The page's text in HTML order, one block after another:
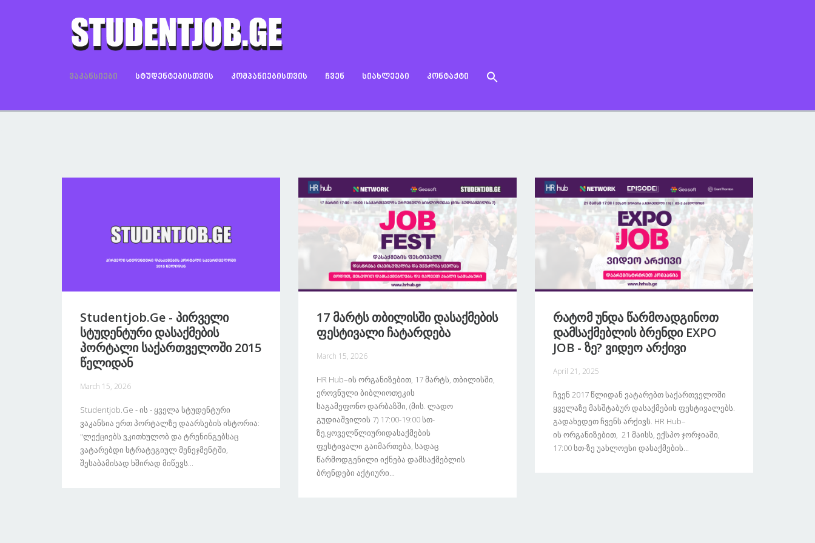
ᲕᲐᲙᲐᲜᲡᲘᲔᲑᲘ ᲡᲢᲣᲓᲔᲜᲢᲔᲑᲘᲡᲗᲕᲘᲡ ᲙᲝᲛᲞᲐᲜᲘᲔᲑᲘᲡᲗᲕᲘᲡ ᲩᲕᲔᲜ ᲡᲘᲐᲮᲚᲔᲔᲑᲘ ᲙᲝᲜᲢᲐᲥᲢᲘ
Studentjob.ge - Პირველი
Სტუდენტური Დასაქმების
Პორტალი Საქართველოში 2015
Წელიდან
March 15, 2026
Studentjob.ge - Ის - Ყველა Სტუდენტური
Ვაკანსია Ერთ Პორტალზე Დაარსების Ისტორია:
"ლექციებს Ვკითხულობ Და Ტრენინგებსაც
Ვატარებდი Სტრატეგიულ Მენეჯმენტში,
Შესაბამისად Ხშირად Მიწევს...
17 Მარტს Თბილისში Დასაქმების
Ფესტივალი Ჩატარდება
March 15, 2026
HR Hub–Ის Ორგანიზებით, 17 Მარტს, Თბილისში,
Ეროვნული Ბიბლიოთეკის
Საგამეფონო Დარბაზში, (მის. Ლადო
Გუდიაშვილის 7) 17:00-19:00 Სთ-
Ზე,ყოველწლიურიდასაქმების
Ფესტივალი Გაიმართება, Სადაც
Წარმოდგენილი Იქნება Დამსაქმებლის
Ბრენდები Აქტიური...
Რატომ Უნდა Წარმოადგინოთ
Დამსაქმებლის Ბრენდი EXPO
JOB - Ზე? Ვიდეო Არქივი
April 21, 2025
Ჩვენ 2017 Წლიდან Ვატარებთ Საქართველოში
Ყველაზე Მასშტაბურ Დასაქმების Ფესტივალებს.
Გადახედეთ Ჩვენს Არქივს. HR Hub–
Ის Ორგანიზებით, 21 Მაისს, Ექსპო Ჯორჯიაში,
17:00 Სთ-Ზე Უახლოესი Დასაქმების...